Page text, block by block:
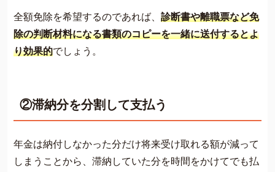
全額免除を希望するのであれば、 診断書や離職票など免
除の判断材料になる書類のコピーを一緒に送付するとよ
り効果的でしょう。
②滞納分を分割して支払う
年金は納付しなかった分だけ将来受け取れる額が減って
しまうことから、滞納していた分を時間をかけてでも払